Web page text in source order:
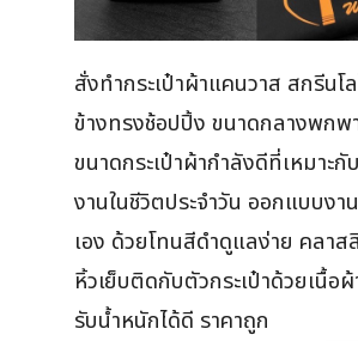
สั่งทำกระเป๋าผ้าแคนวาส สกรีนโ
ข้างทรงช้อปปิ้ง ขนาดกลางพกพ
ขนาดกระเป๋าผ้ากำลังดีที่เหมาะกั
งานในชีวิตประจำวัน ออกแบบง
เอง ด้วยโทนสีดำดูแลง่าย คลา
หิ้วเย็บติดกับตัวกระเป๋าด้วยเนื้อผ้
รับน้ำหนักได้ดี ราคาถูก